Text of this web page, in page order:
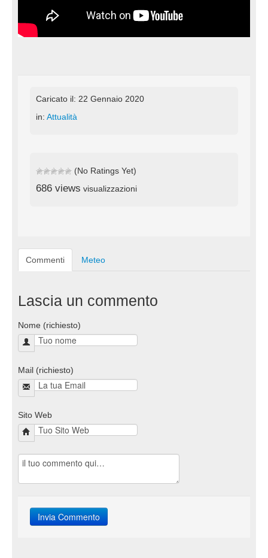
Caricato il: 22 Gennaio 2020
in: Attualità
(No Ratings Yet)
686 views visualizzazioni
Commenti Meteo
Lascia un commento
Nome (richiesto)
Mail (richiesto)
Sito Web